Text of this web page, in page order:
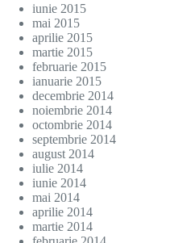
iunie 2015
mai 2015
aprilie 2015
martie 2015
februarie 2015
ianuarie 2015
decembrie 2014
noiembrie 2014
octombrie 2014
septembrie 2014
august 2014
iulie 2014
iunie 2014
mai 2014
aprilie 2014
martie 2014